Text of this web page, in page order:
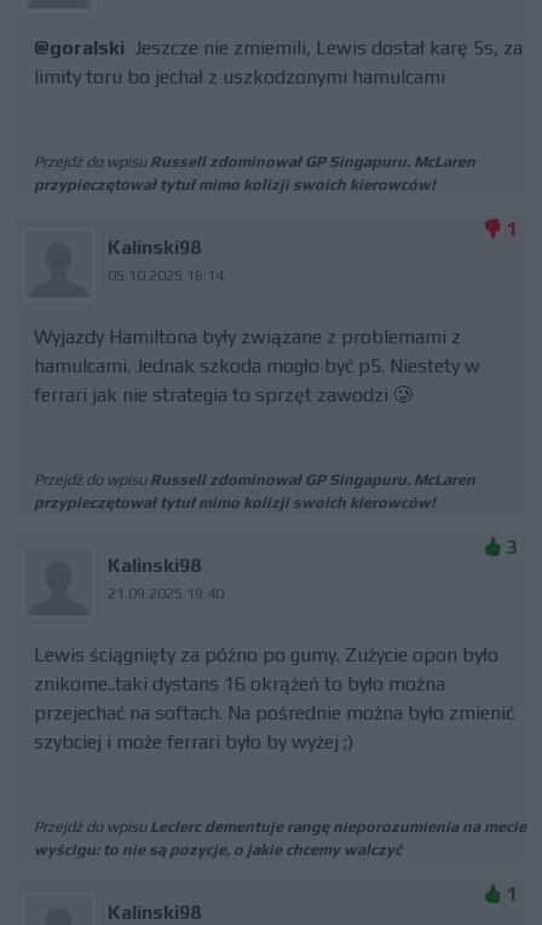
@goralski Jeszcze nie zmiemili, Lewis dostał karę 5s, za
limity toru bo jechał z uszkodzonymi hamulcami
Przejdź do wpisu Russell zdominował GP Singapuru. McLaren
przypieczętował tytuł mimo kolizji swoich kierowców!
Kalinski98
05.10.2025 16:14
1
Wyjazdy Hamiltona były związane z problemami z
hamulcami. Jednak szkoda mogło być p5. Niestety w
ferrari jak nie strategia to sprzęt zawodzi 🥲
Przejdź do wpisu Russell zdominował GP Singapuru. McLaren
przypieczętował tytuł mimo kolizji swoich kierowców!
Kalinski98
21.09.2025 19:40
3
Lewis ściągnięty za późno po gumy. Zużycie opon było
znikome..taki dystans 16 okrążeń to było można
przejechać na softach. Na pośrednie można było zmienić
szybciej i może ferrari było by wyżej ;)
Przejdź do wpisu Leclerc dementuje rangę nieporozumienia na mecie
wyścigu: to nie są pozycje, o jakie chcemy walczyć
Kalinski98
1